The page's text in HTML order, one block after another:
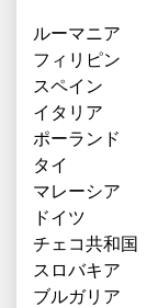
ルーマニア
フィリピン
スペイン
イタリア
ポーランド
タイ
マレーシア
ドイツ
チェコ共和国
スロバキア
ブルガリア